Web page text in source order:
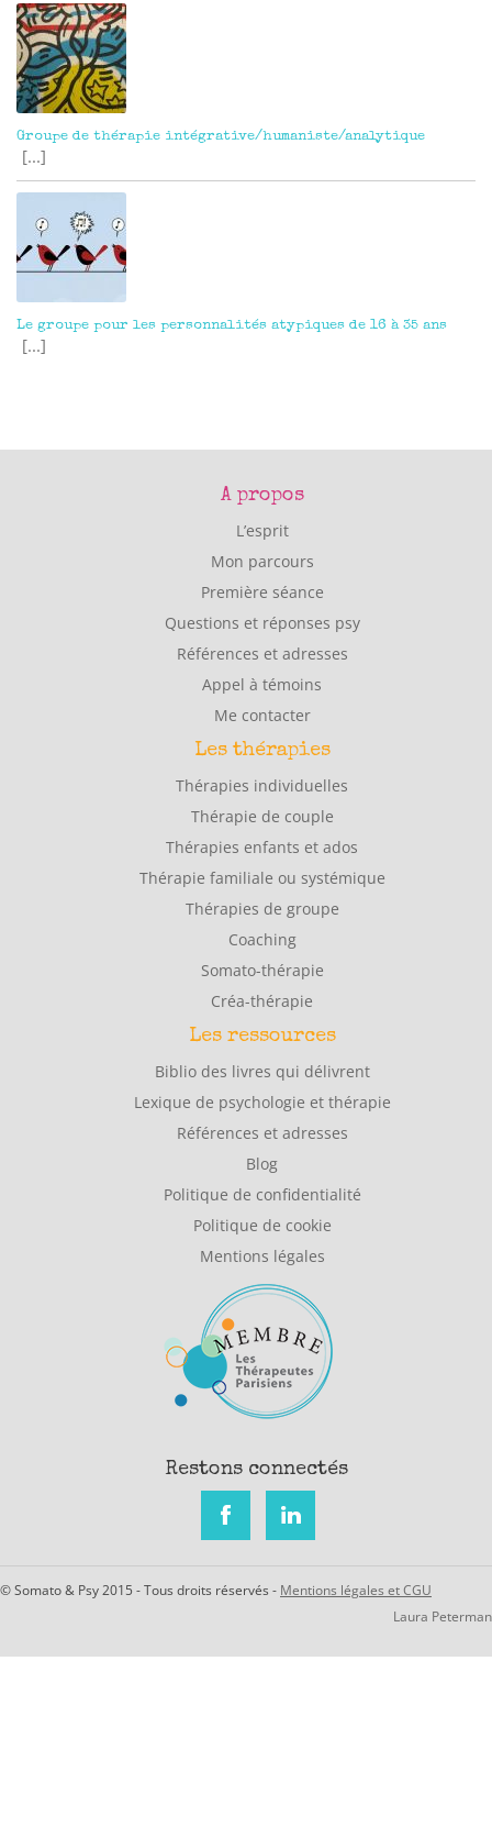
Groupe de thérapie intégrative/humaniste/analytique
[...]
Le groupe pour les personnalités atypiques de 16 à 35 ans
[...]
A propos
L’esprit
Mon parcours
Première séance
Questions et réponses psy
Références et adresses
Appel à témoins
Me contacter
Les thérapies
Thérapies individuelles
Thérapie de couple
Thérapies enfants et ados
Thérapie familiale ou systémique
Thérapies de groupe
Coaching
Somato-thérapie
Créa-thérapie
Les ressources
Biblio des livres qui délivrent
Lexique de psychologie et thérapie
Références et adresses
Blog
Politique de confidentialité
Politique de cookie
Mentions légales
Restons connectés
© Somato & Psy 2015 - Tous droits réservés - Mentions légales et CGU
Laura Peterman